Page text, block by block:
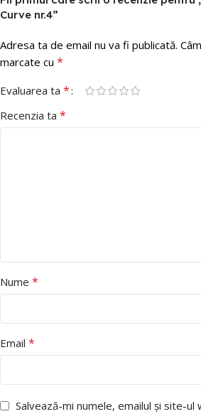
Curve nr.4”
Adresa ta de email nu va fi publicată.
marcate cu *
Evaluarea ta *
Recenzia ta *
Nume *
Email *
Salvează-mi numele, emailul și site-